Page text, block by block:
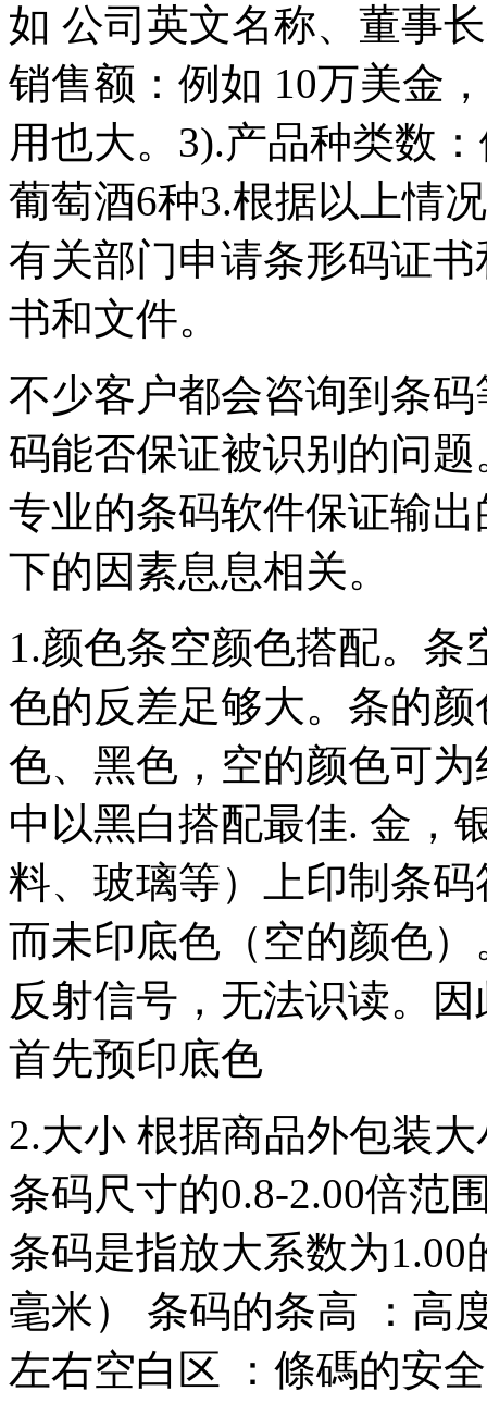
如 公司英文名称、董事
销售额：例如 10万美金
用也大。3).产品种类数
葡萄酒6种3.根据以上情
有关部门申请条形码证
书和文件。
不少客户都会咨询到条
码能否保证被识别的问
专业的条码软件保证输
下的因素息息相关。
1.颜色条空颜色搭配。
色的反差足够大。条的
色、黑色，空的颜色可
中以黑白搭配最佳. 金，
料、玻璃等）上印制条
而未印底色（空的颜色
反射信号，无法识读。
首先预印底色
2.大小 根据商品外包装
条码尺寸的0.8-2.00倍范
条码是指放大系数为1.00
毫米） 条码的条高 ：高
左右空白区 ：條碼的安